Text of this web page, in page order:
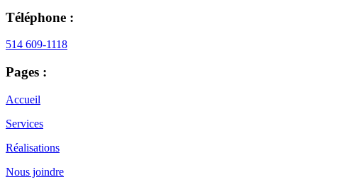
Téléphone :
514 609-1118
Pages :
Accueil
Services
Réalisations
Nous joindre